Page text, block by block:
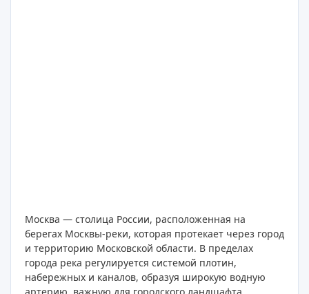
Москва — столица России, расположенная на
берегах Москвы-реки, которая протекает через город
и территорию Московской области. В пределах
города река регулируется системой плотин,
набережных и каналов, образуя широкую водную